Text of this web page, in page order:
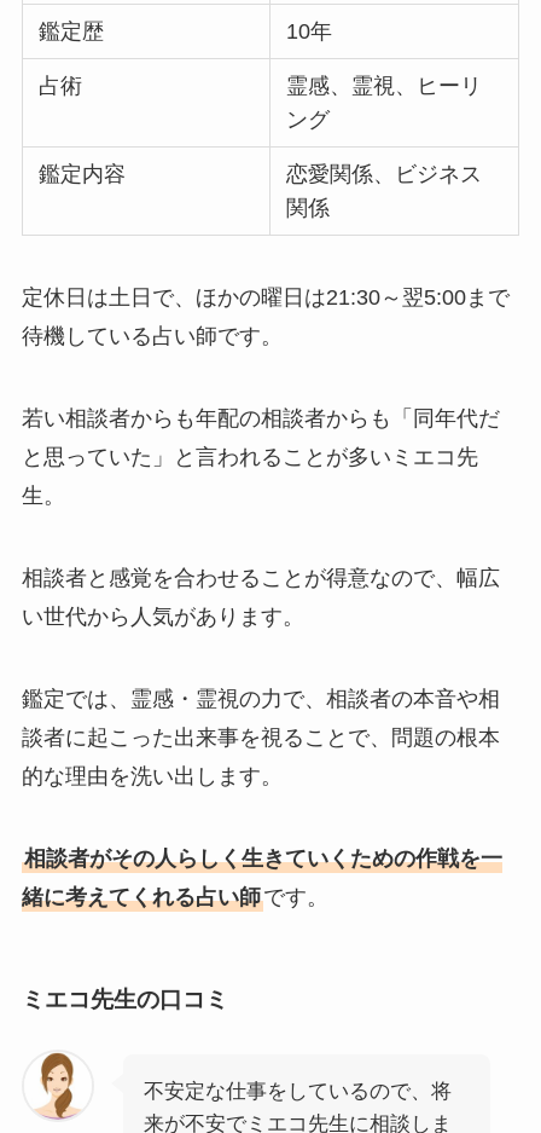
鑑定歴 10年
占術
霊感、霊視、ヒーリ
ング
鑑定内容
恋愛関係、ビジネス
関係
定休日は土日で、ほかの曜日は21:30～翌5:00まで
待機している占い師です。
若い相談者からも年配の相談者からも「同年代だ
と思っていた」と言われることが多いミエコ先
生。
相談者と感覚を合わせることが得意なので、幅広
い世代から人気があります。
鑑定では、霊感・霊視の力で、相談者の本音や相
談者に起こった出来事を視ることで、問題の根本
的な理由を洗い出します。
相談者がその人らしく生きていくための作戦を一
緒に考えてくれる占い師です。
ミエコ先生の口コミ
不安定な仕事をしているので、将
来が不安でミエコ先生に相談しま